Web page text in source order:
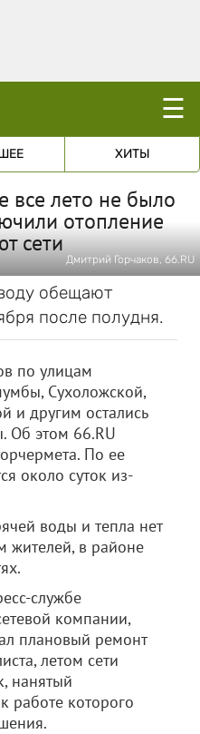
☰
ХИТЫ
все лето не было
отопление
сети
Дмитрий Горчаков, 66.RU
обещают
после полудня.
по улицам
Сухоложской,
и другим остались
Об этом 66.RU
По ее
около суток из-
воды и тепла нет
жителей, в районе
службе
компании,
плановый ремонт
летом сети
нанятый
работе которого